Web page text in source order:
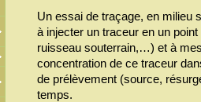
Un essai de traçage, en milieu
à injecter un traceur en un point
ruisseau souterrain,…) et à
concentration de ce traceur
de prélèvement (source,
temps.